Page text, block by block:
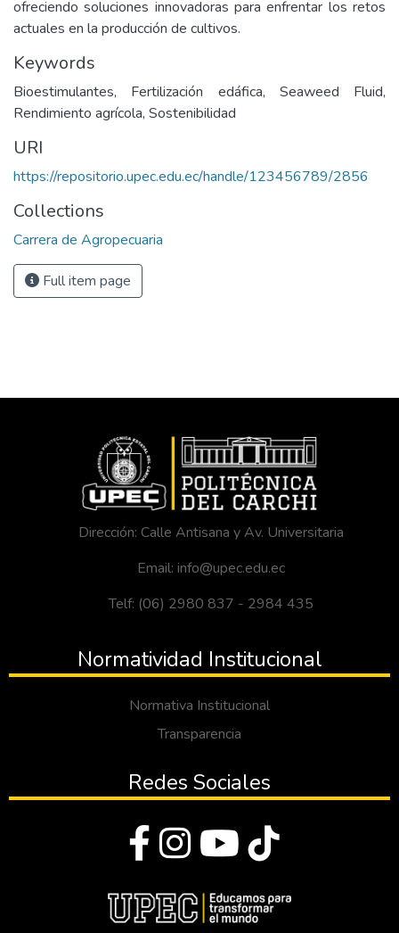
ofreciendo soluciones innovadoras para enfrentar los retos
actuales en la producción de cultivos.
Keywords
Bioestimulantes, Fertilización edáfica, Seaweed Fluid,
Rendimiento agrícola, Sostenibilidad
URI
https://repositorio.upec.edu.ec/handle/123456789/2856
Collections
Carrera de Agropecuaria
Full item page
Dirección: Calle Antisana y Av. Universitaria
Email: info@upec.edu.ec
Telf: (06) 2980 837 - 2984 435
Normatividad Institucional
Normativa Institucional
Transparencia
Redes Sociales